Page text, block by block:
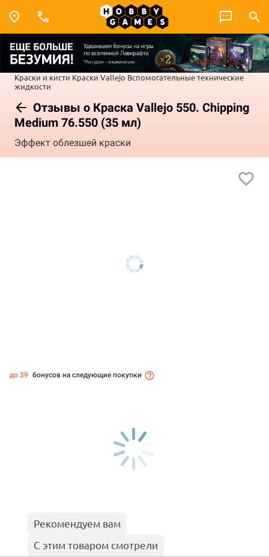
Краски и кисти Краски Vallejo Вспомогательные технические
жидкости
Отзывы о Краска Vallejo 550. Chipping
Medium 76.550 (35 мл)
Эффект облезшей краски
до 39 бонусов на следующие покупки
Рекомендуем вам
С этим товаром смотрели